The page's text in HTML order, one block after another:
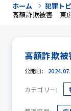
ホーム 犯罪ト
高額詐欺被害 東
高額詐欺
公開日:
カテゴリー: